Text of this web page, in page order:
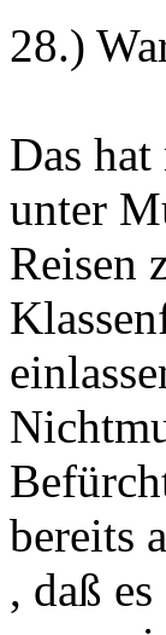
28.)
Das
unter
Reisen
bereits
, daß